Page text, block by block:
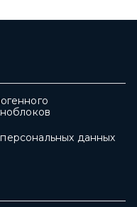
данных